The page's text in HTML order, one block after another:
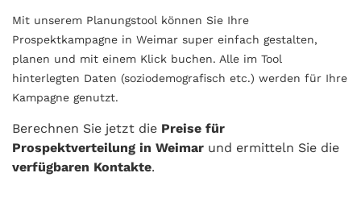
Mit unserem Planungstool können Sie Ihre
Prospektkampagne in Weimar super einfach gestalten,
planen und mit einem Klick buchen. Alle im Tool
hinterlegten Daten (soziodemografisch etc.) werden für Ihre
Kampagne genutzt.
Berechnen Sie jetzt die Preise für
Prospektverteilung in Weimar und ermitteln Sie die
verfügbaren Kontakte.